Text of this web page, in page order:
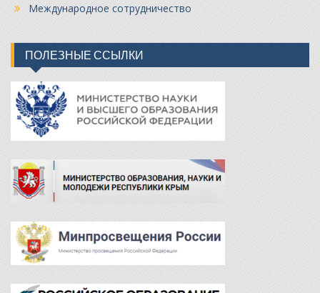
Международное сотрудничество
ПОЛЕЗНЫЕ ССЫЛКИ